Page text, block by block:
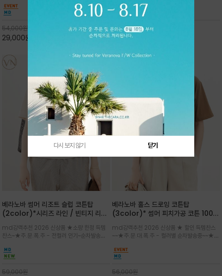
안함을 동시에 느낄수 있으며 차분하고 필요한
컬러웨이로 단독 또는 린넨 자켓/ 여름점퍼 안에
코디하기 만능템 입니다^^
54,000원
29,000원
핏 강연티셔츠
한 착용감을 선사하며, 자연스럽게 떨어지는 실루
엣이 편안하며 ★도회적인 무드로 루즈하게 단독
65,000원
30,000
베라노바 썸머 리조트 슬럽 코튼탑
(2color)*시리즈 라인 / 빈티지 리조
는 가벼운 코튼 터치의 반팔 티셔츠입니
다
md강력추천 2026 신상품 ★소량 한정 득템
찬스~★주.문.폭.주 - 전컬러 인기~순차발송중
아(Sepia)나 파스텔 톤의 해변 풍경으로 세련
된 뮤트톤 컬러 팔레트로 빈티지한 무드의 선샤
인 프린트가 더해져 담백하면서도 감각
59,000원
베라노바 홀스 드로잉 코튼탑
(3color)* 썸머 피치가공 코튼 100프
의 미를 살려 말의 윤곽선만 스케치하여
감성을 담은 아이템
md강력추천 2026 신상품 ★ 할인 득템찬스
~~★주.문.대.폭.주 - 컬러별 순차발송중~~★프
말(Horse) 드로잉 티셔츠는 여유로운 실루엣과
감각적인 아트워크로 고급스러운 여름 스타일링
을 완성할 수 있습니다
56,000원
다시 보지 않기 닫기